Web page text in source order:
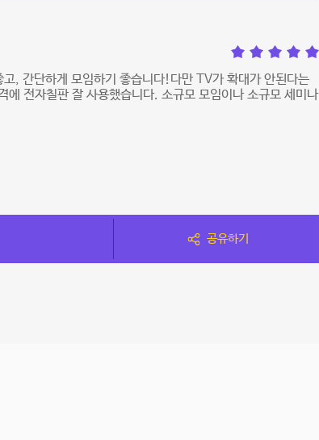
, 간단하게 모임하기 좋습니다!다만 TV가 확대가 안된다는
에 전자칠판 잘 사용했습니다. 소규모 모임이나 소규모 세미나
공유하기